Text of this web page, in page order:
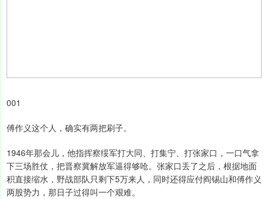
001
傅作义这个人，确实有两把刷子。
1946年那会儿，他指挥察绥军打大同、打集宁、打张家口，一口气拿
下三场胜仗，把晋察冀解放军逼得够呛。张家口丢了之后，根据地面
积直接缩水，野战部队只剩下5万来人，同时还得应付阎锡山和傅作义
两股势力，那日子过得叫一个艰难。